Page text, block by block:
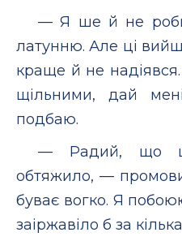
— Я ше й не
латунню. Але ці
краще й не
щільними, дай
подбаю.
— Радий, що
обтяжило, —
буває вогко. Я
заіржавіло б за